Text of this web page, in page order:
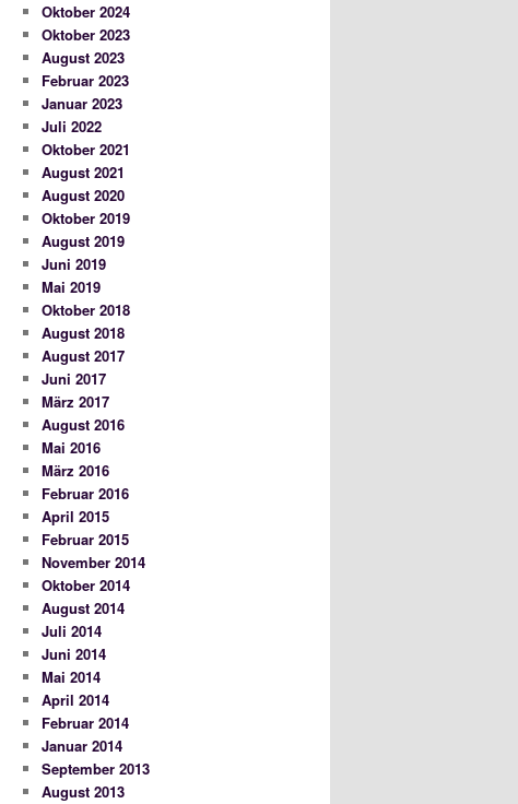
Oktober 2024
Oktober 2023
August 2023
Februar 2023
Januar 2023
Juli 2022
Oktober 2021
August 2021
August 2020
Oktober 2019
August 2019
Juni 2019
Mai 2019
Oktober 2018
August 2018
August 2017
Juni 2017
März 2017
August 2016
Mai 2016
März 2016
Februar 2016
April 2015
Februar 2015
November 2014
Oktober 2014
August 2014
Juli 2014
Juni 2014
Mai 2014
April 2014
Februar 2014
Januar 2014
September 2013
August 2013